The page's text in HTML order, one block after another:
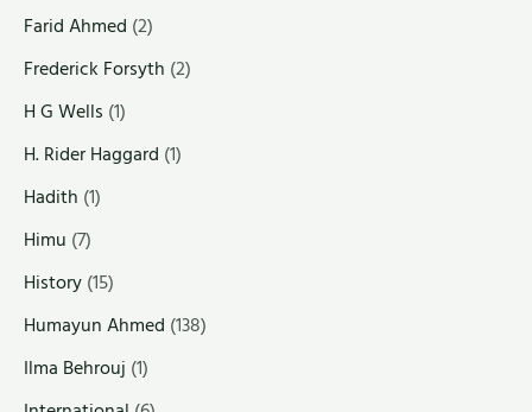
Farid Ahmed (2)
Frederick Forsyth (2)
H G Wells (1)
H. Rider Haggard (1)
Hadith (1)
Himu (7)
History(15)
Humayun Ahmed (138)
Ilma Behrouj (1)